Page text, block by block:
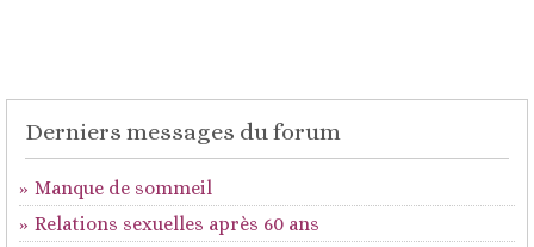
Derniers messages du forum
Manque de sommeil
Relations sexuelles après 60 ans